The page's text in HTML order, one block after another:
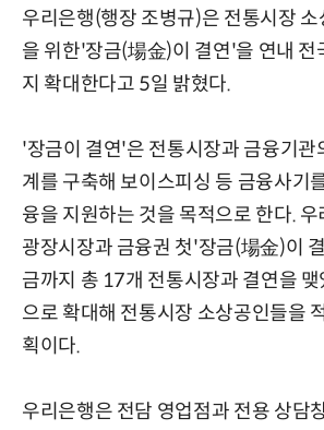
우리은행(행장 조병규)은 전통시장
을 위한'장금(場金)이 결연'을 연내
지 확대한다고 5일 밝혔다.
'장금이 결연'은 전통시장과 금융기관
계를 구축해 보이스피싱 등 금융사기
융을 지원하는 것을 목적으로 한다.
광장시장과 금융권 첫'장금(場金)이
금까지 총 17개 전통시장과 결연을
으로 확대해 전통시장 소상공인들을
획이다.
우리은행은 전담 영업점과 전용 상담